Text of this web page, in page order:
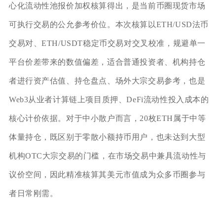
心化流动性池报价加权核算得出，是当前币圈现货市场
可执行交易的公允参考价位。本次核算以ETH/USD法币
交易对、ETH/USDT稳定币交易对交叉校准，规避单一
平台价差带来的数值偏差，适合普通投资者、机构持仓
者进行资产估值、持仓盘点、场外大宗交易参考，也是
Web3从业者计算链上项目质押、DeFi流动性投入成本的
核心计价依据。对于中小散户而言，20枚ETH属于中等
体量持仓，既区别于零散小额持币用户，也未达到大型
机构OTC大宗交易的门槛，在市场交易中兼具流动性与
议价空间，因此精准核算其美元市值成为众多币圈参与
者日常刚需。